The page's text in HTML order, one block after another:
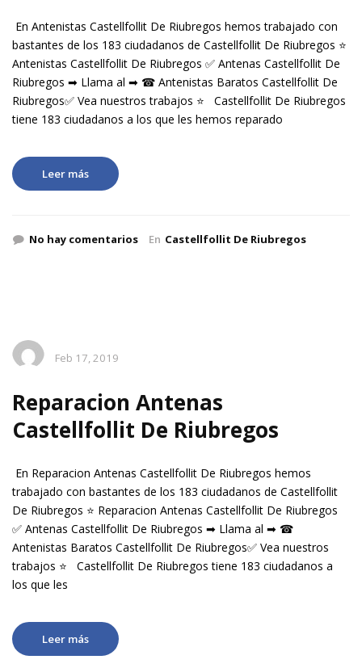
En Antenistas Castellfollit De Riubregos hemos trabajado con
bastantes de los 183 ciudadanos de Castellfollit De Riubregos ⭐
Antenistas Castellfollit De Riubregos ✅ Antenas Castellfollit De
Riubregos ➡ Llama al ➡ ☎ Antenistas Baratos Castellfollit De
Riubregos✅ Vea nuestros trabajos ⭐ Castellfollit De Riubregos
tiene 183 ciudadanos a los que les hemos reparado
Leer más
No hay comentarios En Castellfollit De Riubregos
Feb 17, 2019
Reparacion Antenas
Castellfollit De Riubregos
En Reparacion Antenas Castellfollit De Riubregos hemos
trabajado con bastantes de los 183 ciudadanos de Castellfollit
De Riubregos ⭐ Reparacion Antenas Castellfollit De Riubregos
✅ Antenas Castellfollit De Riubregos ➡ Llama al ➡ ☎
Antenistas Baratos Castellfollit De Riubregos✅ Vea nuestros
trabajos ⭐ Castellfollit De Riubregos tiene 183 ciudadanos a
los que les
Leer más